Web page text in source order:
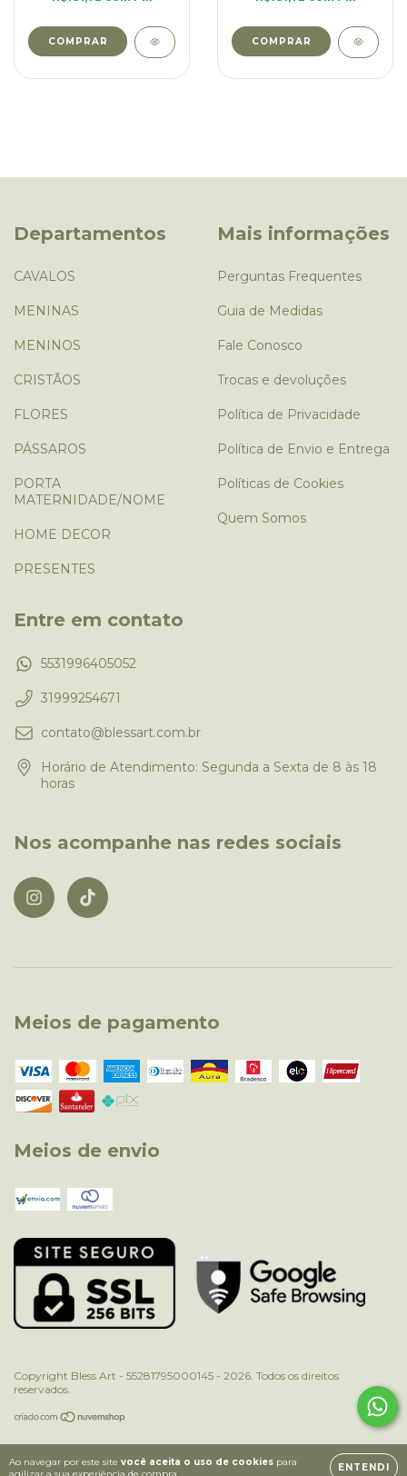
Ao navegar por este site você aceita o uso de cookies para
agilizar a sua experiência de compra.
ENTENDI
COMPRAR COMPRAR
Departamentos
CAVALOS
MENINAS
MENINOS
CRISTÃOS
FLORES
PÁSSAROS
PORTA
MATERNIDADE/NOME
HOME DECOR
PRESENTES
Mais informações
Perguntas Frequentes
Guia de Medidas
Fale Conosco
Trocas e devoluções
Política de Privacidade
Política de Envio e Entrega
Políticas de Cookies
Quem Somos
Entre em contato
5531996405052
31999254671
contato@blessart.com.br
Horário de Atendimento: Segunda a Sexta de 8 às 18
horas
Nos acompanhe nas redes sociais
Meios de pagamento
Meios de envio
Copyright Bless Art - 55281795000145 - 2026. Todos os direitos
reservados.